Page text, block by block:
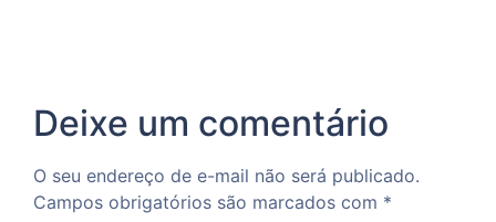
Deixe um comentário
O seu endereço de e-mail não será publicado.
Campos obrigatórios são marcados com *